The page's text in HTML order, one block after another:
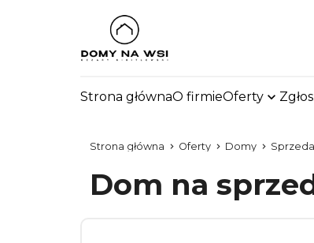
Strona głównaO firmieOferty
Strona główna Oferty Domy
Dom na